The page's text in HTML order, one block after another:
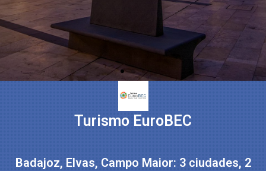
Turismo EuroBEC
Badajoz, Elvas, Campo Maior: 3 ciudades, 2